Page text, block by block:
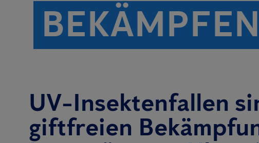
BEKÄMPFEN
UV-Insektenfallen
giftfreien